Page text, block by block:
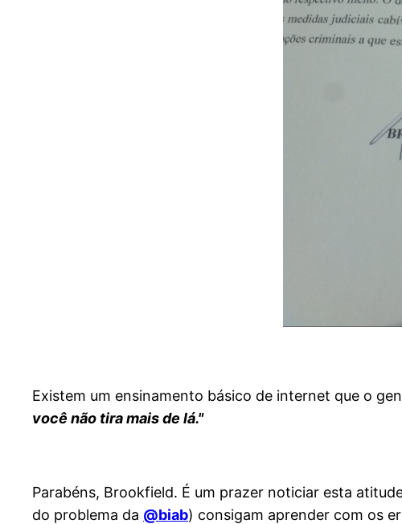
Existem um ensinamento básico de internet que o
você não tira mais de lá."
Parabéns, Brookfield. É um prazer noticiar esta
do problema da @biab) consigam aprender com os